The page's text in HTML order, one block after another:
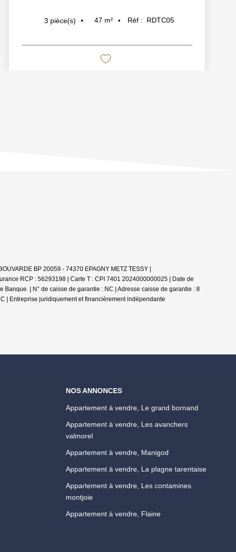
3 pièce(s) 47 m² Réf : RDTC05
BP 20059 - 74370 EPAGNY METZ TESSY |
RCP : 56293198 | Carte T : CPI 7401 2024000000025 | Date de
| N° de caisse de garantie : NC | Adresse caisse de garantie : 8
|
Entreprise juridiquement et financièrement indépendante
NOS ANNONCES
Appartement à vendre, Le grand bornand
Appartement à vendre, Les avanchers
valmorel
Appartement à vendre, Manigod
Appartement à vendre, La plagne tarentaise
Appartement à vendre, Les contamines
montjoie
Appartement à vendre, Flaine